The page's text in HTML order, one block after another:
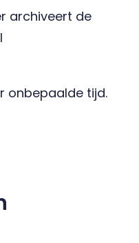
archiveert de
onbepaalde tijd.